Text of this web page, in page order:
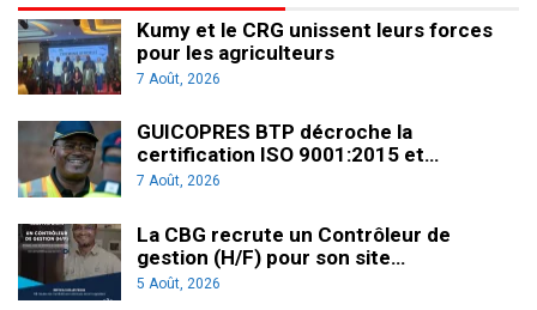
Kumy et le CRG unissent leurs forces
pour les agriculteurs
7 Août, 2026
GUICOPRES BTP décroche la
certification ISO 9001:2015 et…
7 Août, 2026
La CBG recrute un Contrôleur de
gestion (H/F) pour son site…
5 Août, 2026